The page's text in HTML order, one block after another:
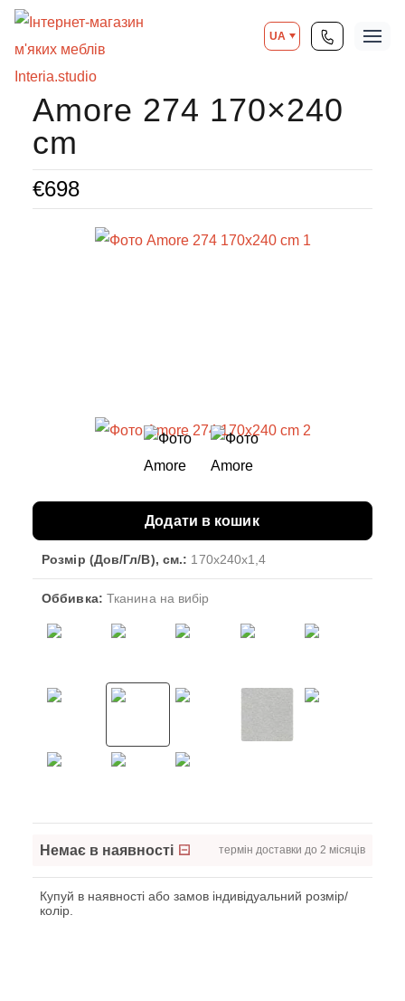
UA
Amore 274 170×240
cm
€698
Розмір (Дов/Гл/В), см.: 170x240x1,4
Оббивка: Тканина на вибір
Немає в наявності термін доставки до 2 місяців
Купуй в наявності або замов індивідуальний розмір/
колір.
Додати в кошик